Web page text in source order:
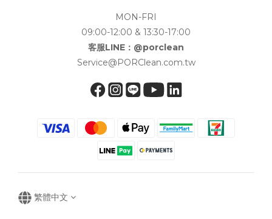
MON-FRI
09:00-12:00 & 13:30-17:00
客服LINE：@porclean
Service@PORClean.com.tw
繁體中文